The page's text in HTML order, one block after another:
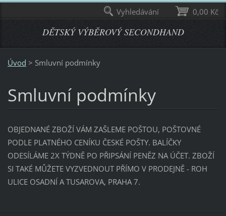
DĚTSKÝ VÝBĚROVÝ SECONDHAND
Úvod > Smluvní podmínky
Smluvní podmínky
OBJEDNANÉ ZBOŽÍ VÁM ZAŠLEME POŠTOU, POŠTOVNÉ
PODLE PLATNÉHO CENÍKU ČESKÉ POŠTY. BALÍČKY
ODESÍLÁME 2X TÝDNĚ PO PŘIPSÁNÍ PENĚZ NA ÚČET. ZBOŽÍ
SI TAKÉ MŮŽETE VYZVEDNOUT PŘÍMO V PRODEJNĚ - ROH
ULICE OSADNÍ A TUSAROVA, PRAHA 7.
0,00 Kč
Vyhledávání